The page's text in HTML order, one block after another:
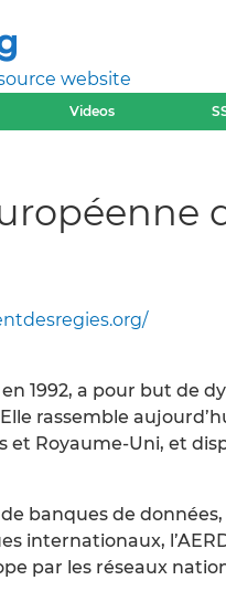
website
Videos
1992, a pour but de
rassemble
et Royaume-Uni, et
banques de
internationaux,
par les réseaux